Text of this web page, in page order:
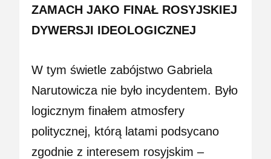
ZAMACH JAKO FINAŁ ROSYJSKIEJ
DYWERSJI IDEOLOGICZNEJ
W tym świetle zabójstwo Gabriela
Narutowicza nie było incydentem. Było
logicznym finałem atmosfery
politycznej, którą latami podsycano
zgodnie z interesem rosyjskim –